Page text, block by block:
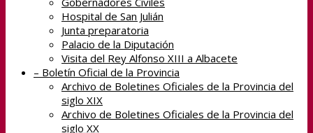
Hospital de San Julián
Junta preparatoria
Palacio de la Diputación
Visita del Rey Alfonso XIII a Albacete
– Boletín Oficial de la Provincia
Archivo de Boletines Oficiales de la Provincia del
siglo XIX
Archivo de Boletines Oficiales de la Provincia del
siglo XX